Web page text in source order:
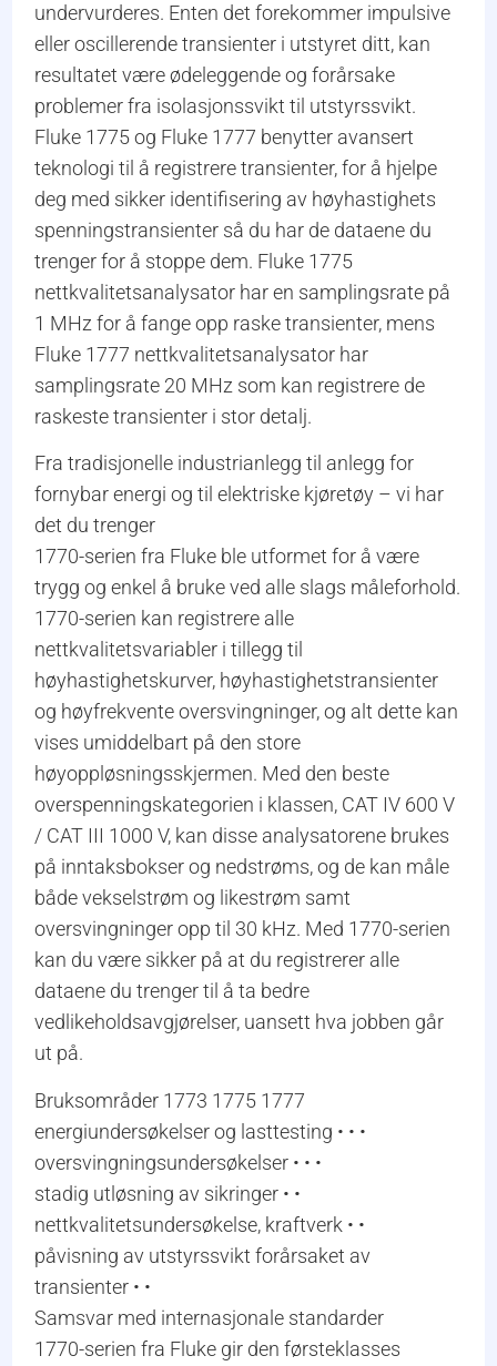
undervurderes. Enten det forekommer impulsive
eller oscillerende transienter i utstyret ditt, kan
resultatet være ødeleggende og forårsake
problemer fra isolasjonssvikt til utstyrssvikt.
Fluke 1775 og Fluke 1777 benytter avansert
teknologi til å registrere transienter, for å hjelpe
deg med sikker identifisering av høyhastighets
spenningstransienter så du har de dataene du
trenger for å stoppe dem. Fluke 1775
nettkvalitetsanalysator har en samplingsrate på
1 MHz for å fange opp raske transienter, mens
Fluke 1777 nettkvalitetsanalysator har
samplingsrate 20 MHz som kan registrere de
raskeste transienter i stor detalj.
Fra tradisjonelle industrianlegg til anlegg for
fornybar energi og til elektriske kjøretøy – vi har
det du trenger
1770-serien fra Fluke ble utformet for å være
trygg og enkel å bruke ved alle slags måleforhold.
1770-serien kan registrere alle
nettkvalitetsvariabler i tillegg til
høyhastighetskurver, høyhastighetstransienter
og høyfrekvente oversvingninger, og alt dette kan
vises umiddelbart på den store
høyoppløsningsskjermen. Med den beste
overspenningskategorien i klassen, CAT IV 600 V
/ CAT III 1000 V, kan disse analysatorene brukes
på inntaksbokser og nedstrøms, og de kan måle
både vekselstrøm og likestrøm samt
oversvingninger opp til 30 kHz. Med 1770-serien
kan du være sikker på at du registrerer alle
dataene du trenger til å ta bedre
vedlikeholdsavgjørelser, uansett hva jobben går
ut på.
Bruksområder 1773 1775 1777
energiundersøkelser og lasttesting • • •
oversvingningsundersøkelser • • •
stadig utløsning av sikringer • •
nettkvalitetsundersøkelse, kraftverk • •
påvisning av utstyrssvikt forårsaket av
transienter • •
Samsvar med internasjonale standarder
1770-serien fra Fluke gir den førsteklasses